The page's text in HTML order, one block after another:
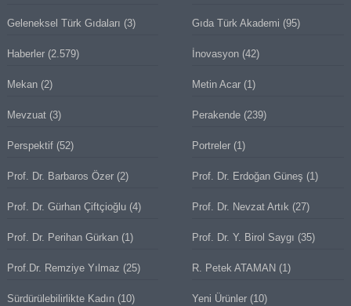
Geleneksel Türk Gıdaları (3) Gıda Türk Akademi (95)
Haberler(2.579) İnovasyon (42)
Mekan(2) Metin Acar (1)
Mevzuat(3) Perakende (239)
Perspektif(52) Portreler (1)
Prof. Dr. Barbaros Özer(2) Prof. Dr. Erdoğan Güneş (1)
Prof. Dr. Gürhan Çiftçioğlu(4) Prof. Dr. Nevzat Artık (27)
Prof. Dr. Perihan Gürkan(1) Prof. Dr. Y. Birol Saygı (35)
Prof.Dr. Remziye Yılmaz (25) R. Petek ATAMAN (1)
Sürdürülebilirlikte Kadın(10) Yeni Ürünler (10)